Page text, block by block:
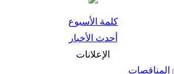
كلمة الأسبوع
أحدث الأخبار
الإعلانات
المناقصات